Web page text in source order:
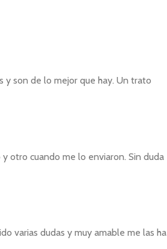
y son de lo mejor que hay. Un trato
otro cuando me lo enviaron. Sin duda
varias dudas y muy amable me las ha